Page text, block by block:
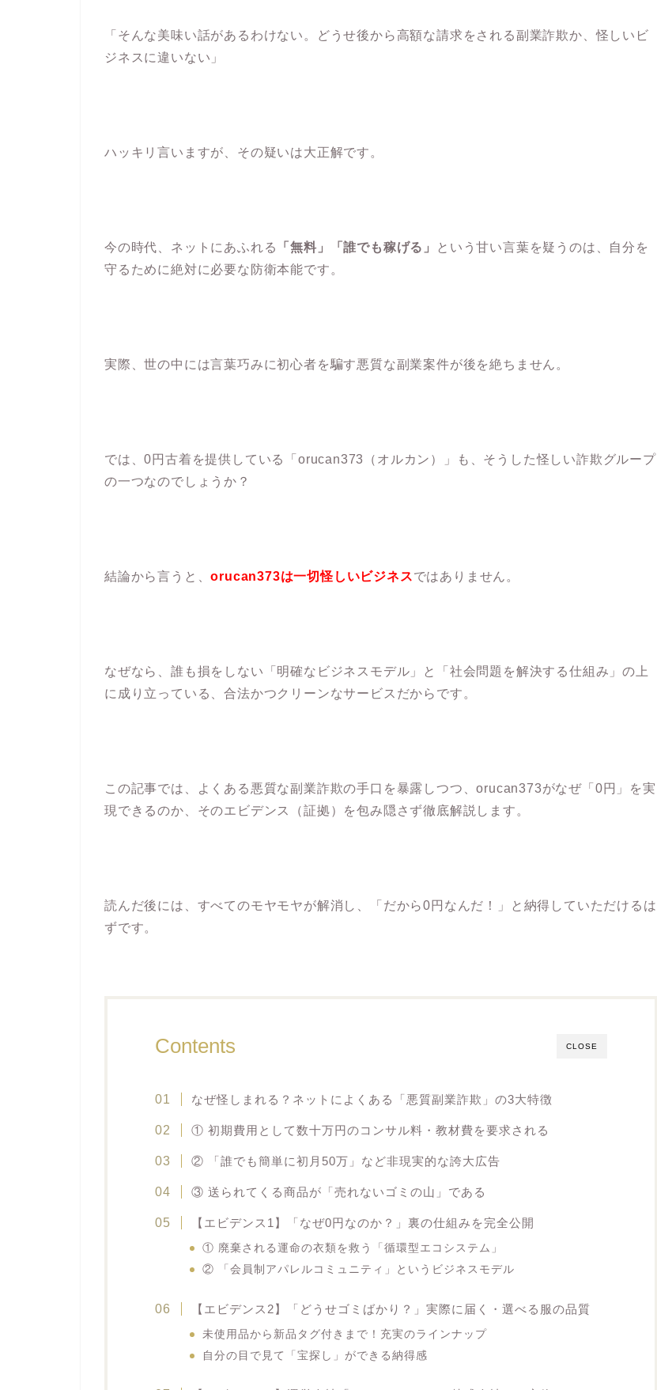
「そんな美味い話があるわけない。どうせ後から高額な請求をされる副業詐欺か、怪しいビ
ジネスに違いない」
ハッキリ言いますが、その疑いは大正解です。
今の時代、ネットにあふれる 「無料」「誰でも稼げる」
という甘い言葉を疑うのは、自分を
守るために絶対に必要な防衛本能です。
実際、世の中には言葉巧みに初心者を騙す悪質な副業案件が後を絶ちません。
では、0円古着を提供している「orucan373（オルカン）」も、そうした怪しい詐欺グループ
の一つなのでしょうか？
結論から言うと、orucan373は一切怪しいビジネスではありません。
なぜなら、誰も損をしない「明確なビジネスモデル」と「社会問題を解決する仕組み」の上
に成り立っている、合法かつクリーンなサービスだからです。
この記事では、よくある悪質な副業詐欺の手口を暴露しつつ、orucan373がなぜ「0円」を実
現できるのか、そのエビデンス（証拠）を包み隠さず徹底解説します。
読んだ後には、すべてのモヤモヤが解消し、「だから0円なんだ！」と納得していただけるは
ずです。
CLOSE
Contents
なぜ怪しまれる？ネットによくある「悪質副業詐欺」の3大特徴
① 初期費用として数十万円のコンサル料・教材費を要求される
② 「誰でも簡単に初月50万」など非現実的な誇大広告
③ 送られてくる商品が「売れないゴミの山」である
【エビデンス1】「なぜ0円なのか？」裏の仕組みを完全公開
① 廃棄される運命の衣類を救う「循環型エコシステム」
② 「会員制アパレルコミュニティ」というビジネスモデル
【エビデンス2】「どうせゴミばかり？」実際に届く・選べる服の品質
未使用品から新品タグ付きまで！充実のラインナップ
自分の目で見て「宝探し」ができる納得感